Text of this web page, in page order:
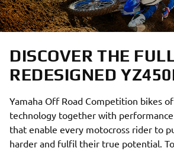
DISCOVER THE
REDESIGNED
Yamaha Off Road Competition bikes
technology together with
that enable every motocross rider to
harder and fulfil their true potential.